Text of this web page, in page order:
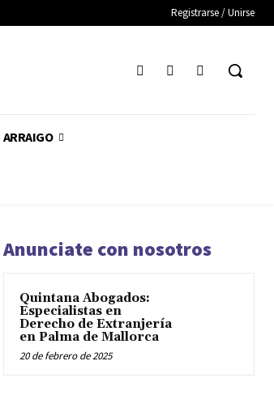
Registrarse / Unirse
ARRAIGO
Anunciate con nosotros
Quintana Abogados:
Especialistas en
Derecho de Extranjería
en Palma de Mallorca
20 de febrero de 2025